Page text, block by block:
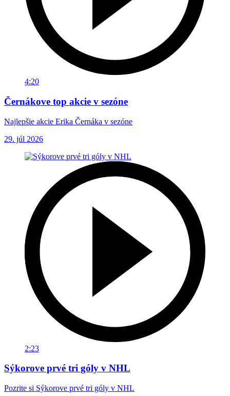
4:20
Černákove top akcie v sezóne
Najlepšie akcie Erika Černáka v sezóne
29. júl 2026
2:23
Sýkorove prvé tri góly v NHL
Pozrite si Sýkorove prvé tri góly v NHL